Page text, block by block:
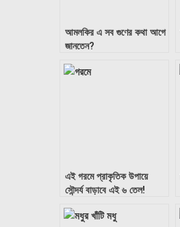
আমলকির এ সব গুণের কথা আগে
জানতেন?
এই গরমে প্রাকৃতিক উপায়ে
সৌন্দর্য বাড়াবে এই ৬ তেল!